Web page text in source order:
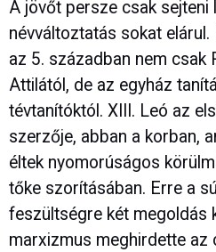
A jövőt persze csak sejteni
névváltoztatás sokat
az 5. században nem csak
Attilától, de az egyház
tévtanítóktól. XIII. Leó az
szerzője, abban a korban,
éltek nyomorúságos
tőke szorításában. Erre a
feszültségre két megoldás
marxizmus meghirdette az